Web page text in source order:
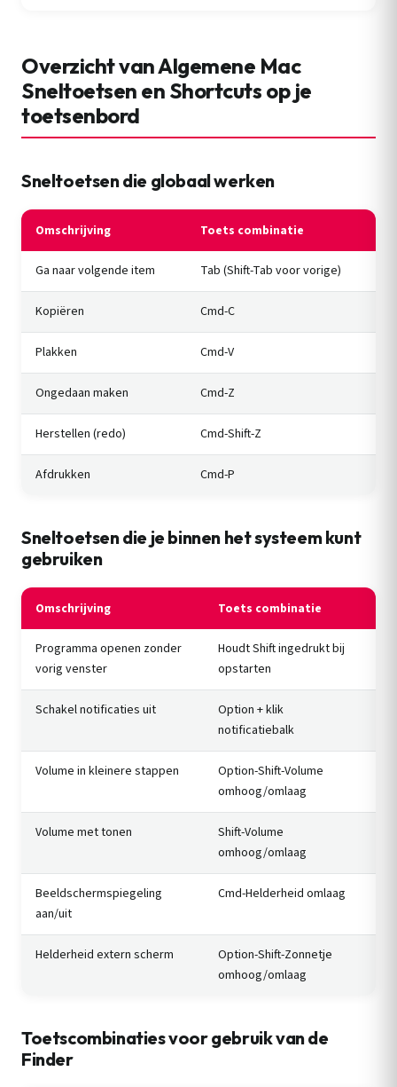
Overzicht van Algemene Mac
Sneltoetsen en Shortcuts op je
toetsenbord
Sneltoetsen die globaal werken
Omschrijving Toets combinatie
Ga naar volgende item Tab (Shift-Tab voor vorige)
Kopiëren Cmd-C
Plakken Cmd-V
Ongedaan maken Cmd-Z
Herstellen (redo) Cmd-Shift-Z
Afdrukken Cmd-P
Sneltoetsen die je binnen het systeem kunt
gebruiken
Omschrijving Toets combinatie
Programma openen zonder
vorig venster
Houdt Shift ingedrukt bij
opstarten
Schakel notificaties uit
Option + klik
notificatiebalk
Volume in kleinere stappen
Option-Shift-Volume
omhoog/omlaag
Volume met tonen
Shift-Volume
omhoog/omlaag
Beeldschermspiegeling
aan/uit
Cmd-Helderheid omlaag
Helderheid extern scherm
Option-Shift-Zonnetje
omhoog/omlaag
Toetscombinaties voor gebruik van de
Finder